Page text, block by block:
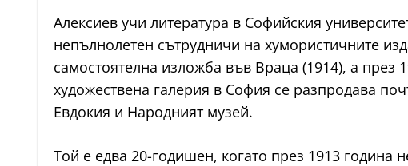
Алексиев учи литература в Софийския
непълнолетен сътрудничи на хумористичните
самостоятелна изложба във Враца (1914), а през
художествена галерия в София се разпродава
Евдокия и Народният музей.
Той е едва 20-годишен, когато през 1913